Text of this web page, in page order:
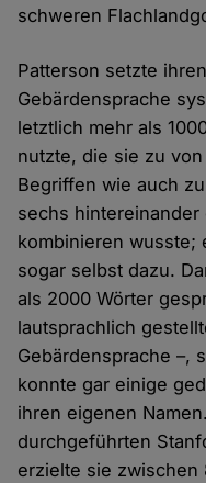
schweren
Patterson setzte
Gebärdensprache
letztlich mehr als
nutzte, die sie zu
Begriffen wie auch
sechs
kombinieren wusste;
sogar selbst dazu.
als 2000 Wörter
lautsprachlich
Gebärdensprache –,
konnte gar einige
ihren eigenen
durchgeführten
erzielte sie